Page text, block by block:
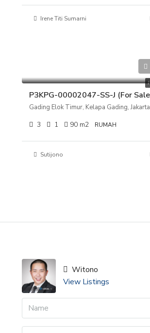
Irene Titi Sumarni
Gading Elok Timur, Kelapa Gading,
3 1 90 m2 RUMAH
Sutijono
Witono
View Listings